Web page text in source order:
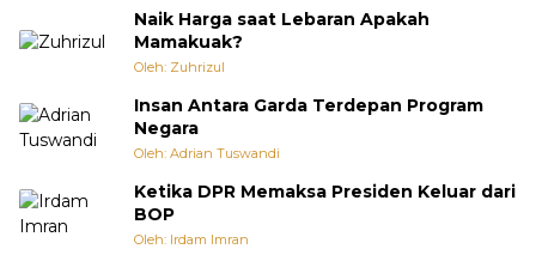
Naik Harga saat Lebaran Apakah
Mamakuak?
Oleh: Zuhrizul
Insan Antara Garda Terdepan Program
Negara
Oleh: Adrian Tuswandi
Ketika DPR Memaksa Presiden Keluar dari
BOP
Oleh: Irdam Imran